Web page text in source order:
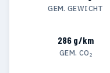
GEM. GEWICHT
286 g/km
GEM. CO₂